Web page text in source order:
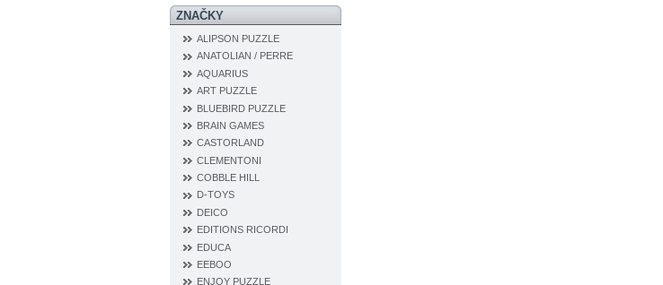
ZNAČKY
ALIPSON PUZZLE
ANATOLIAN / PERRE
AQUARIUS
ART PUZZLE
BLUEBIRD PUZZLE
BRAIN GAMES
CASTORLAND
CLEMENTONI
COBBLE HILL
D‐TOYS
DEICO
EDITIONS RICORDI
EDUCA
EEBOO
ENJOY PUZZLE